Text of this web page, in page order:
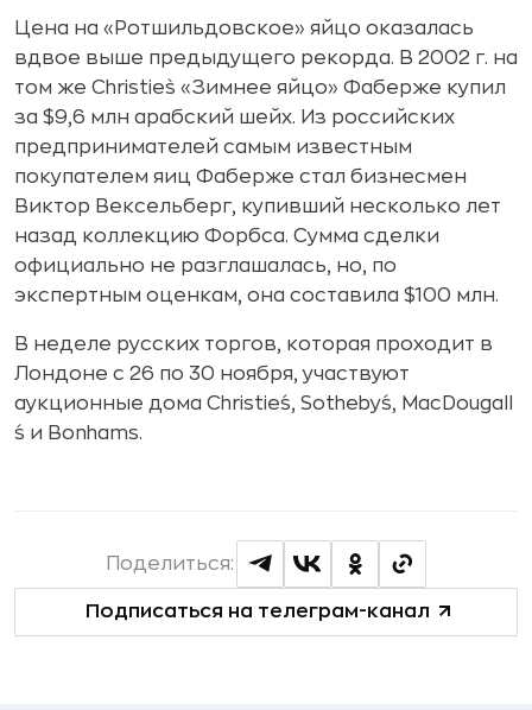
Цена на «Ротшильдовское» яйцо оказалась
вдвое выше предыдущего рекорда. В 2002 г. на
том же Christie`s «Зимнее яйцо» Фаберже купил
за $9,6 млн арабский шейх. Из российских
предпринимателей самым известным
покупателем яиц Фаберже стал бизнесмен
Виктор Вексельберг, купивший несколько лет
назад коллекцию Форбса. Сумма сделки
официально не разглашалась, но, по
экспертным оценкам, она составила $100 млн.
В неделе русских торгов, которая проходит в
Лондоне с 26 по 30 ноября, участвуют
аукционные дома Christie´s, Sotheby´s, MacDougall
´s и Bonhams.
Подписаться на телеграм-канал
Поделиться: